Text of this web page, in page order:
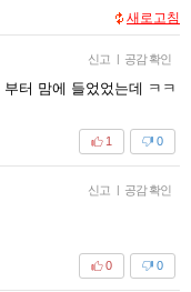
새로고침
신고 | 공감 확인
터 맘에 들었었는데 ㅋㅋ
0
1
신고 | 공감 확인
0
0